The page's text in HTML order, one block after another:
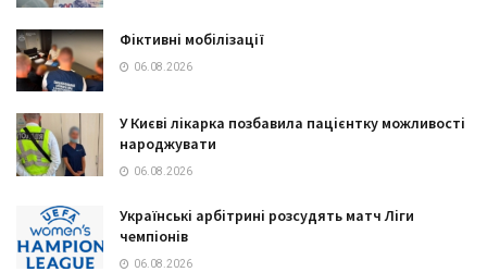
Фіктивні мобілізації
06.08.2026
У Києві лікарка позбавила пацієнтку можливості
народжувати
06.08.2026
Українські арбітрині розсудять матч Ліги
чемпіонів
06.08.2026